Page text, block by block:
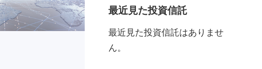
最近見た投資信託
最近見た投資信託はありませ
ん。